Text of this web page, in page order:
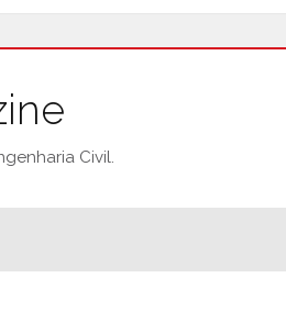
Civil.